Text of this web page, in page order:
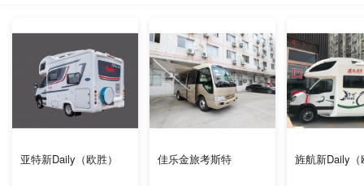
亚特新Daily（欧胜） 佳乐金旅考斯特 旌航新Daily（